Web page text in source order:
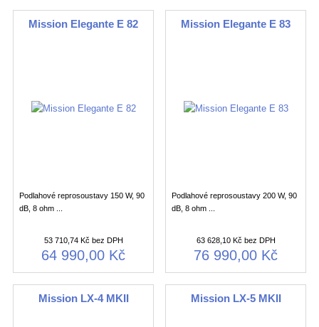
Mission Elegante E 82
Podlahové reprosoustavy 150 W, 90
dB, 8 ohm ...
53 710,74 Kč bez DPH
64 990,00 Kč
Mission Elegante E 83
Podlahové reprosoustavy 200 W, 90
dB, 8 ohm ...
63 628,10 Kč bez DPH
76 990,00 Kč
Mission LX-4 MKII Mission LX-5 MKII